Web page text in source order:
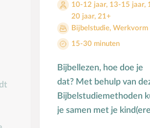
10-12 jaar, 13-15 jaar,
20 jaar, 21+
Bijbelstudie, Werkvorm
15-30 minuten
Bijbellezen, hoe doe je
dat? Met behulp van
Bijbelstudiemethoden
je samen met je